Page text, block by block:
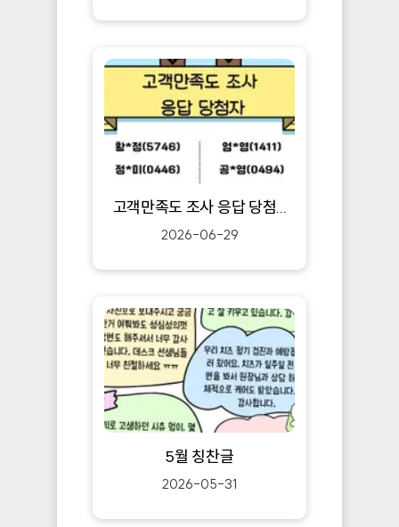
고객만족도 조사 응답 당첨...
2026-06-29
5월 칭찬글
2026-05-31